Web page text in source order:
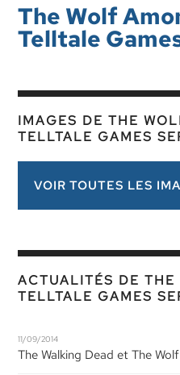
The Wolf
Telltale
IMAGES DE THE
TELLTALE GAMES
VOIR TOUTES LES
ACTUALITÉS DE
TELLTALE GAMES
11/09/2014
The Walking Dead et The